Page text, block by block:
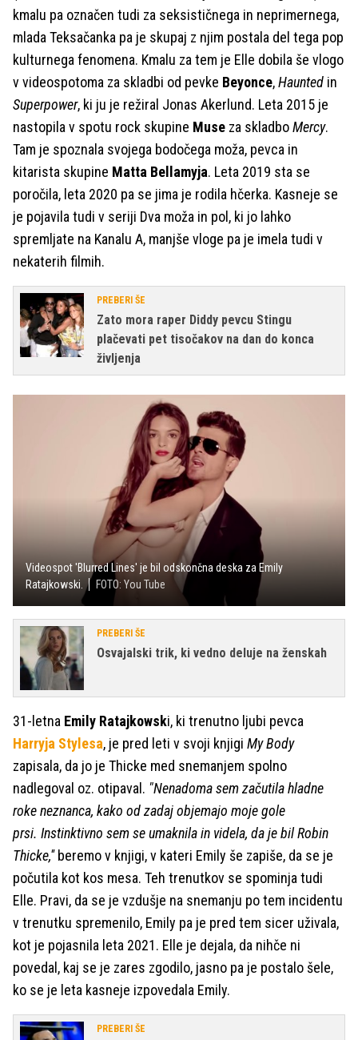
kmalu pa označen tudi za seksističnega in neprimernega,
mlada Teksačanka pa je skupaj z njim postala del tega pop
kulturnega fenomena. Kmalu za tem je Elle dobila še vlogo
v videospotoma za skladbi od pevke Beyonce,Haunted in
Superpower, ki ju je režiral Jonas Akerlund. Leta 2015 je
nastopila v spotu rock skupine Muse za skladboMercy.
Tam je spoznala svojega bodočega moža, pevca in
kitarista skupine Matta Bellamyja. Leta 2019 sta se
poročila, leta 2020 pa se jima je rodila hčerka. Kasneje se
je pojavila tudi v seriji Dva moža in pol, ki jo lahko
spremljate na Kanalu A, manjše vloge pa je imela tudi v
nekaterih filmih.
PREBERI ŠE
Zato mora raper Diddy pevcu Stingu
plačevati pet tisočakov na dan do konca
življenja
Videospot 'Blurred Lines' je bil odskončna deska za Emily
Ratajkowski.
FOTO: You Tube
PREBERI ŠE
Osvajalski trik, ki vedno deluje na ženskah
31-letna Emily Ratajkowski, ki trenutno ljubi pevca
Harryja Stylesa, je pred leti v svoji knjigi My Body
zapisala, da jo je Thicke med snemanjem spolno
nadlegoval oz. otipaval. "Nenadoma sem začutila hladne
roke neznanca, kako od zadaj objemajo moje gole
prsi. Instinktivno sem se umaknila in videla, da je bil Robin
Thicke,'' beremo v knjigi, v kateri Emily še zapiše, da se je
počutila kot kos mesa. Teh trenutkov se spominja tudi
Elle. Pravi, da se je vzdušje na snemanju po tem incidentu
v trenutku spremenilo, Emily pa je pred tem sicer uživala,
kot je pojasnila leta 2021. Elle je dejala, da nihče ni
povedal, kaj se je zares zgodilo, jasno pa je postalo šele,
ko se je leta kasneje izpovedala Emily.
PREBERI ŠE